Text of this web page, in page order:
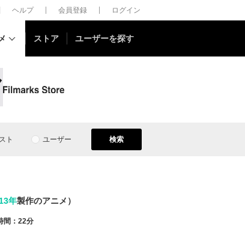
ヘルプ 会員登録 ログイン
ストア ユーザーを探す
ト ユーザー 検索
年製作のアニメ）
間：22分